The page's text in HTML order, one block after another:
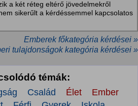
a két réteg eltérő jövedelmekről
sikerűlt a kérdéssemmel kapcsolatos
Emberek főkategória kérdései »
tulajdonságok kategória kérdései »
témák:
Család Élet
Ember